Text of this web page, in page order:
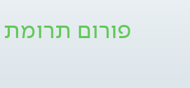
פורום תרומת